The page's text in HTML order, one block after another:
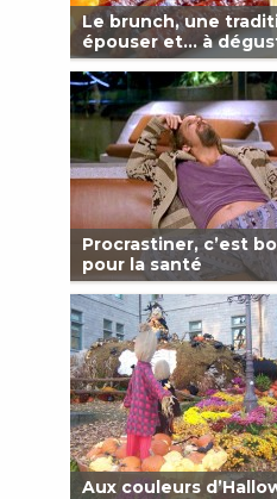
Le brunch, une
épouser et… à
Procrastiner, c’est
pour la santé
Aux couleurs